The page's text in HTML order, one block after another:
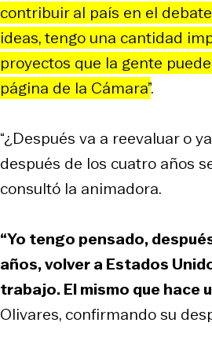
contribuir al país en el
ideas, tengo una cantidad
proyectos que la gente
página de la Cámara”.
“¿Después va a reevaluar o
después de los cuatro años
consultó la animadora.
“Yo tengo pensado,
años, volver a Estados
trabajo. El mismo que hace
Olivares, confirmando su